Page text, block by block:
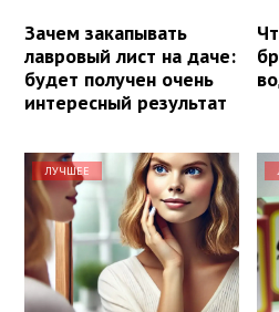
Зачем закапывать
лавровый лист на даче:
будет получен очень
интересный результат
ЛУЧШЕЕ